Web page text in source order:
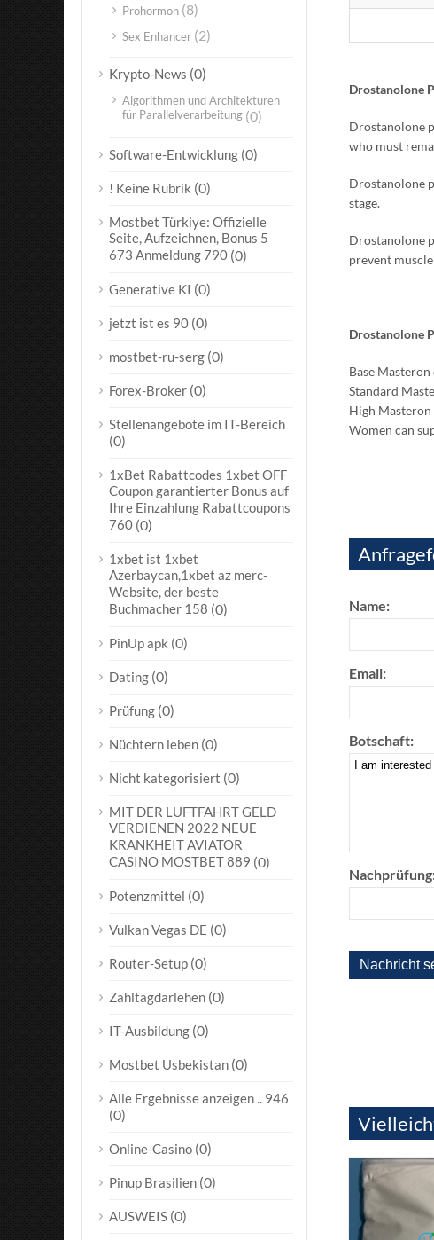
Drostanolone
Drostanolone
who must
Drostanolone
stage.
Drostanolone
prevent
Drostanolone
Base
Standard
High Masteron
Women can
Name:
Email:
Botschaft:
Prohormon (8)
Sex Enhancer (2)
Krypto-News (0)
Algorithmen und Architekturen
für Parallelverarbeitung (0)
Software-Entwicklung (0)
! Keine Rubrik (0)
Mostbet Türkiye: Offizielle
Seite, Aufzeichnen, Bonus 5
673 Anmeldung 790 (0)
Generative KI (0)
jetzt ist es 90 (0)
mostbet-ru-serg (0)
Forex-Broker (0)
Stellenangebote im IT-Bereich
(0)
1xBet Rabattcodes 1xbet OFF
Coupon garantierter Bonus auf
Ihre Einzahlung Rabattcoupons
760 (0)
1xbet ist 1xbet
Azerbaycan,1xbet az merc-
Website, der beste
Buchmacher 158 (0)
PinUp apk (0)
Dating (0)
Prüfung (0)
Nüchtern leben (0)
Nicht kategorisiert (0)
MIT DER LUFTFAHRT GELD
VERDIENEN 2022 NEUE
KRANKHEIT AVIATOR
CASINO MOSTBET 889 (0)
Potenzmittel (0)
Vulkan Vegas DE (0)
Router-Setup (0)
Zahltagdarlehen (0)
IT-Ausbildung (0)
Mostbet Usbekistan (0)
Alle Ergebnisse anzeigen .. 946
(0)
Online-Casino (0)
Pinup Brasilien (0)
AUSWEIS (0)